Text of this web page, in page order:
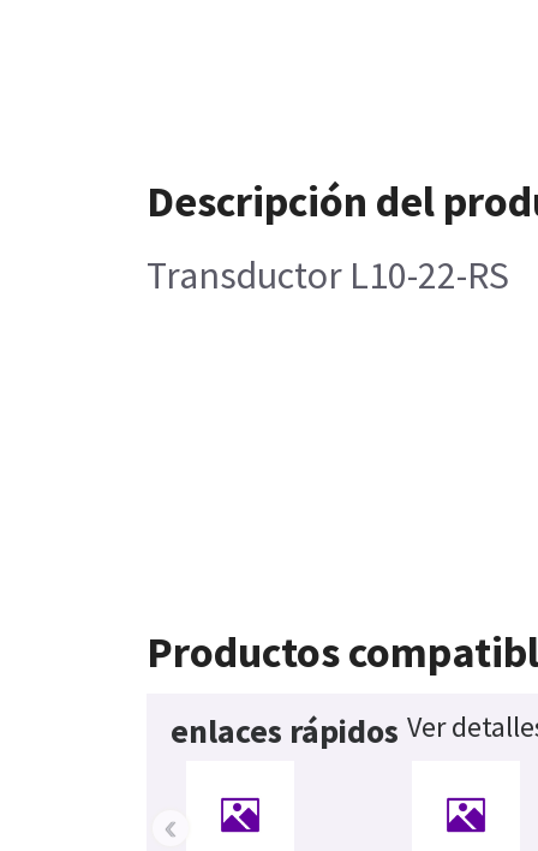
Descripción del
Transductor L10-22-RS
Productos
enlaces rápidos Ver
‹